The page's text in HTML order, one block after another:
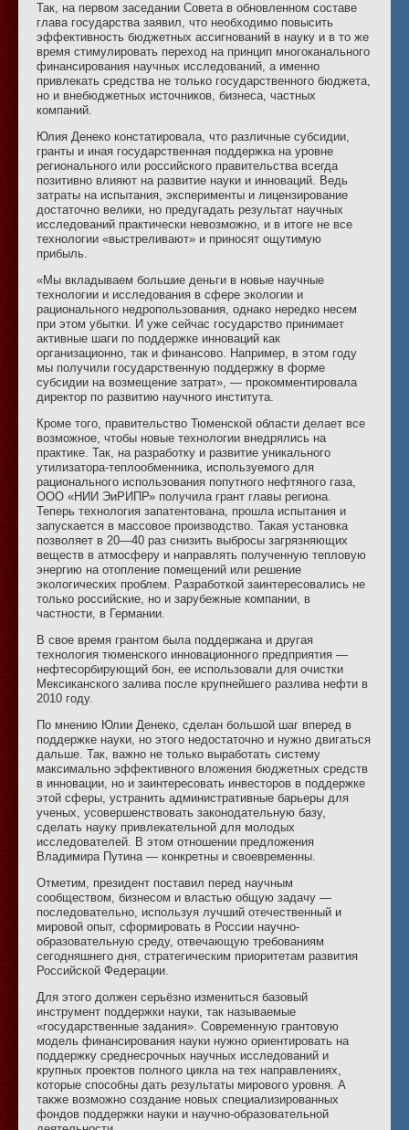
Так, на первом заседании Совета в обновленном составе
глава государства заявил, что необходимо повысить
эффективность бюджетных ассигнований в науку и в то же
время стимулировать переход на принцип многоканального
финансирования научных исследований, а именно
привлекать средства не только государственного бюджета,
но и внебюджетных источников, бизнеса, частных
компаний.
Юлия Денеко констатировала, что различные субсидии,
гранты и иная государственная поддержка на уровне
регионального или российского правительства всегда
позитивно влияют на развитие науки и инноваций. Ведь
затраты на испытания, эксперименты и лицензирование
достаточно велики, но предугадать результат научных
исследований практически невозможно, и в итоге не все
технологии «выстреливают» и приносят ощутимую
прибыль.
«Мы вкладываем большие деньги в новые научные
технологии и исследования в сфере экологии и
рационального недропользования, однако нередко несем
при этом убытки. И уже сейчас государство принимает
активные шаги по поддержке инноваций как
организационно, так и финансово. Например, в этом году
мы получили государственную поддержку в форме
субсидии на возмещение затрат», — прокомментировала
директор по развитию научного института.
Кроме того, правительство Тюменской области делает все
возможное, чтобы новые технологии внедрялись на
практике. Так, на разработку и развитие уникального
утилизатора-теплообменника, используемого для
рационального использования попутного нефтяного газа,
ООО «НИИ ЭиРИПР» получила грант главы региона.
Теперь технология запатентована, прошла испытания и
запускается в массовое производство. Такая установка
позволяет в 20—40 раз снизить выбросы загрязняющих
веществ в атмосферу и направлять полученную тепловую
энергию на отопление помещений или решение
экологических проблем. Разработкой заинтересовались не
только российские, но и зарубежные компании, в
частности, в Германии.
В свое время грантом была поддержана и другая
технология тюменского инновационного предприятия —
нефтесорбирующий бон, ее использовали для очистки
Мексиканского залива после крупнейшего разлива нефти в
2010 году.
По мнению Юлии Денеко, сделан большой шаг вперед в
поддержке науки, но этого недостаточно и нужно двигаться
дальше. Так, важно не только выработать систему
максимально эффективного вложения бюджетных средств
в инновации, но и заинтересовать инвесторов в поддержке
этой сферы, устранить административные барьеры для
ученых, усовершенствовать законодательную базу,
сделать науку привлекательной для молодых
исследователей. В этом отношении предложения
Владимира Путина — конкретны и своевременны.
Отметим, президент поставил перед научным
сообществом, бизнесом и властью общую задачу —
последовательно, используя лучший отечественный и
мировой опыт, сформировать в России научно-
образовательную среду, отвечающую требованиям
сегодняшнего дня, стратегическим приоритетам развития
Российской Федерации.
Для этого должен серьёзно измениться базовый
инструмент поддержки науки, так называемые
«государственные задания». Современную грантовую
модель финансирования науки нужно ориентировать на
поддержку среднесрочных научных исследований и
крупных проектов полного цикла на тех направлениях,
которые способны дать результаты мирового уровня. А
также возможно создание новых специализированных
фондов поддержки науки и научно-образовательной